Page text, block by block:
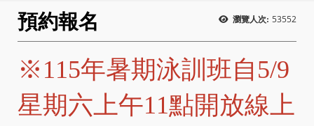
瀏覽人次: 53552
預約報名
※115年暑期泳訓班自5/9
星期六上午11點開放線上